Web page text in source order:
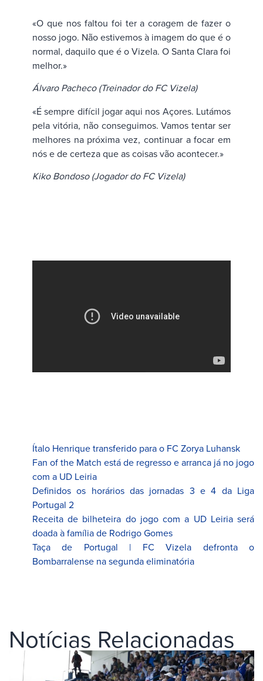
«O que nos faltou foi ter a coragem de fazer o
nosso jogo. Não estivemos à imagem do que é o
normal, daquilo que é o Vizela. O Santa Clara foi
melhor.»
Álvaro Pacheco (Treinador do FC Vizela)
«É sempre difícil jogar aqui nos Açores. Lutámos
pela vitória, não conseguimos. Vamos tentar ser
melhores na próxima vez, continuar a focar em
nós e de certeza que as coisas vão acontecer.»
Kiko Bondoso (Jogador do FC Vizela)
Ítalo Henrique transferido para o FC Zorya Luhansk
Fan of the Match está de regresso e arranca já no jogo
com a UD Leiria
Definidos os horários das jornadas 3 e 4 da Liga
Portugal 2
Receita de bilheteira do jogo com a UD Leiria será
doada à família de Rodrigo Gomes
Taça de Portugal | FC Vizela defronta o
Bombarralense na segunda eliminatória
Notícias Relacionadas